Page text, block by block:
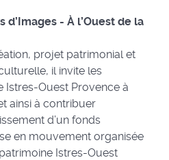
- À l’Ouest de la
projet patrimonial et
il invite les
Istres-Ouest Provence à
ainsi à contribuer
d’un fonds
en mouvement organisée
Istres-Ouest